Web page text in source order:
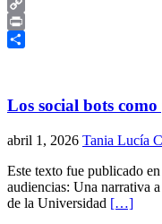
Email
Copy
Link
Print
Los social bots
abril 1, 2026 Tania Lucía
Este texto fue publicado
audiencias: Una narrativa
de la Universidad […]